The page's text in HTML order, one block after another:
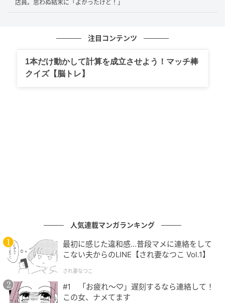
店員。思わぬ結末に「よかったけど！」
注目コンテンツ
1本だけ動かして計算を成立させよう！マッチ棒
クイズ【脳トレ】
人気連載マンガランキング
最初に感じた違和感…普段マメに連絡をして
こない夫からのLINE【され妻なつこ Vol.1】
され妻なつこ
#1 「お疲れ〜♡」遅刻するなら連絡して！
この女、ナメてます